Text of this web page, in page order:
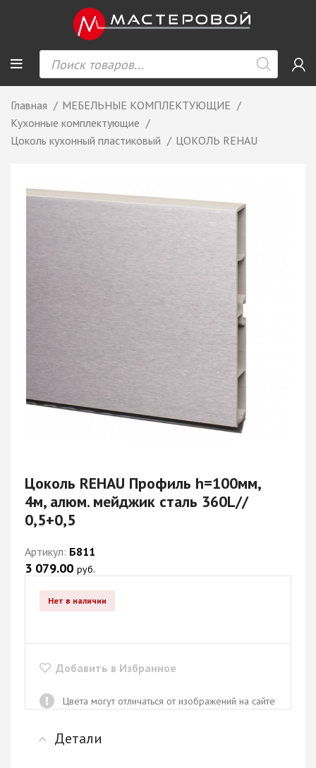
Главная
МЕБЕЛЬНЫЕ КОМПЛЕКТУЮЩИЕ
Кухонные комплектующие
Цоколь кухонный пластиковый
ЦОКОЛЬ REHAU
Цоколь REHAU Профиль h=100мм,
4м, алюм. мейджик сталь 360L//
0,5+0,5
Артикул: Б811
3 079.00 руб.
Нет в наличии
Добавить в Избранное
Цвета могут отличаться от изображений на сайте
Детали